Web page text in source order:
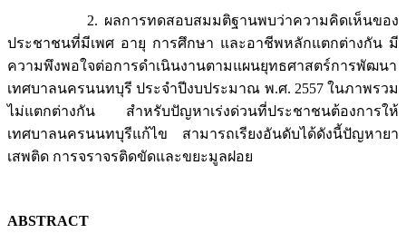
2. ผลการทดสอบสมมติฐานพบว่าความคิดเห็นของ
ประชาชนที่มีเพศ อายุ การศึกษา และอาชีพหลักแตกต่างกัน มี
ความพึงพอใจต่อการดำเนินงานตามแผนยุทธศาสตร์การพัฒนา
เทศบาลนครนนทบุรี ประจำปีงบประมาณ พ.ศ. 2557 ในภาพรวม
ไม่แตกต่างกัน สำหรับปัญหาเร่งด่วนที่ประชาชนต้องการให้
เทศบาลนครนนทบุรีแก้ไข สามารถเรียงอันดับได้ดังนี้ปัญหายา
เสพติด การจราจรติดขัดและขยะมูลฝอย
ABSTRACT